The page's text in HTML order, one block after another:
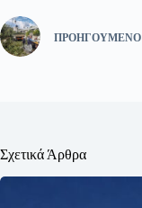
ΠΡΟΗΓΟΎΜΕΝΟ
Σχετικά Άρθρα